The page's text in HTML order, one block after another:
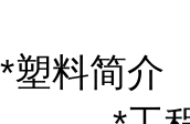
*塑料简介